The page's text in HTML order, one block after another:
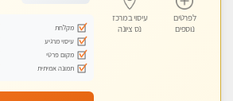
לפרטים
נוספים
עיסוי במרכז
נס ציונה
מקלחת
עיסוי מרגיע
מקום פרטי
תמונה אמיתית